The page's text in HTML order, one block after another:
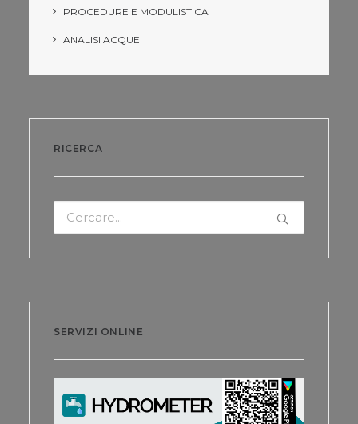
PROCEDURE E MODULISTICA
ANALISI ACQUE
RICERCA
SERVIZI ONLINE